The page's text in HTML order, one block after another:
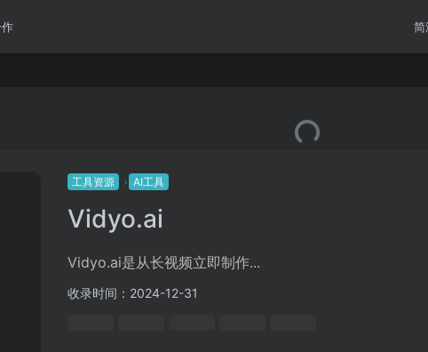
简
工具资源 AI工具
Vidyo.ai
Vidyo.ai是从长视频立即制作...
收录时间：2024-12-31